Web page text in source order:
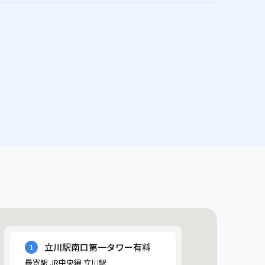
1 立川駅南口第一タワー有料
最寄駅 JR中央線 立川駅